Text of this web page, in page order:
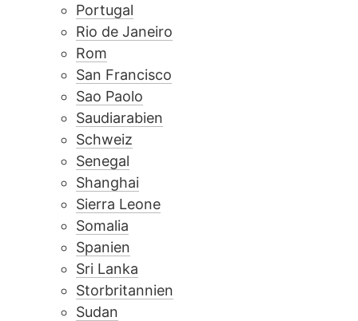
Portugal
Rio de Janeiro
Rom
San Francisco
Sao Paolo
Saudiarabien
Schweiz
Senegal
Shanghai
Sierra Leone
Somalia
Spanien
Sri Lanka
Storbritannien
Sudan